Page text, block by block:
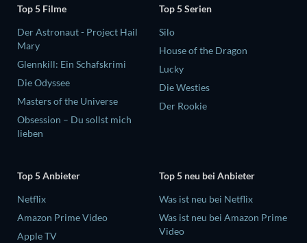
Top 5 Filme
Der Astronaut - Project Hail
Mary
Glennkill: Ein Schafskrimi
Die Odyssee
Masters of the Universe
Obsession – Du sollst mich
lieben
Top 5 Serien
Silo
House of the Dragon
Lucky
Die Westies
Der Rookie
Top 5 Anbieter
Netflix
Amazon Prime Video
Apple TV
Top 5 neu bei Anbieter
Was ist neu bei Netflix
Was ist neu bei Amazon Prime
Video